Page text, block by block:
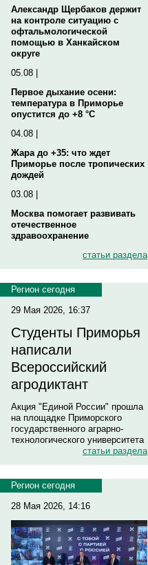
Александр Щербаков держит
на контроле ситуацию с
офтальмологической
помощью в Ханкайском
округе
05.08 |
Первое дыхание осени:
температура в Приморье
опустится до +8 °C
04.08 |
Жара до +35: что ждет
Приморье после тропических
дождей
03.08 |
Москва помогает развивать
отечественное
здравоохранение
статьи раздела
Регион сегодня
29 Мая 2026, 16:37
Студенты Приморья
написали
Всероссийский
агродиктант
Акция "Единой России" прошла
на площадке Приморского
государственного аграрно-
технологического университета
статьи раздела
Регион сегодня
28 Мая 2026, 14:16